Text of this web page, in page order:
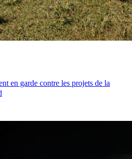
en garde contre les projets de la